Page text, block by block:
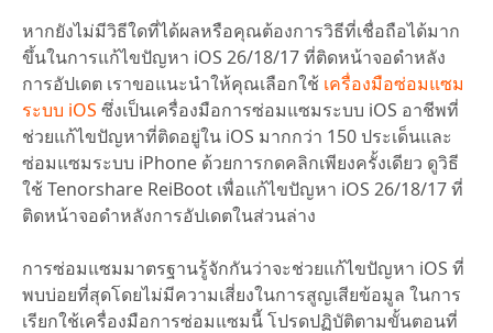
หากยังไม่มีวิธีใดที่ได้ผลหรือคุณต้องการวิธีที่เชื่อถือได้มาก
ขึ้นในการแก้ไขปัญหา iOS 26/18/17 ที่ติดหน้าจอดำหลัง
การอัปเดต เราขอแนะนำให้คุณเลือกใช้ เครื่องมือซ่อมแซม
ระบบ iOS ซึ่งเป็นเครื่องมือการซ่อมแซมระบบ iOS อาชีพที่
ช่วยแก้ไขปัญหาที่ติดอยู่ใน iOS มากกว่า 150 ประเด็นและ
ซ่อมแซมระบบ iPhone ด้วยการกดคลิกเพียงครั้งเดียว ดูวิธี
ใช้ Tenorshare ReiBoot เพื่อแก้ไขปัญหา iOS 26/18/17 ที่
ติดหน้าจอดำหลังการอัปเดตในส่วนล่าง
การซ่อมแซมมาตรฐานรู้จักกันว่าจะช่วยแก้ไขปัญหา iOS ที่
พบบ่อยที่สุดโดยไม่มีความเสี่ยงในการสูญเสียข้อมูล ในการ
เรียกใช้เครื่องมือการซ่อมแซมนี้ โปรดปฏิบัติตามขั้นตอนที่